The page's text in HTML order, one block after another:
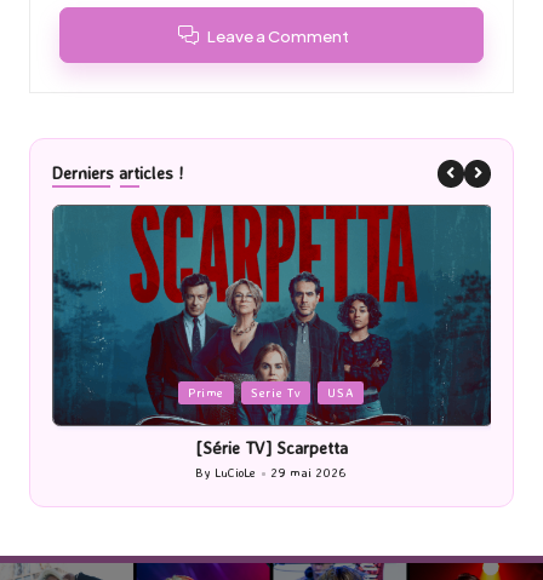
Leave a Comment
Derniers articles !
Posted
in
Prime Serie Tv USA
[Série TV] Scarpetta
Posted
by
By LuCioLe 29 mai 2026